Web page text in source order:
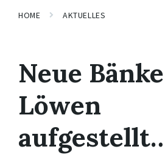
HOME AKTUELLES
Neue
Löwen